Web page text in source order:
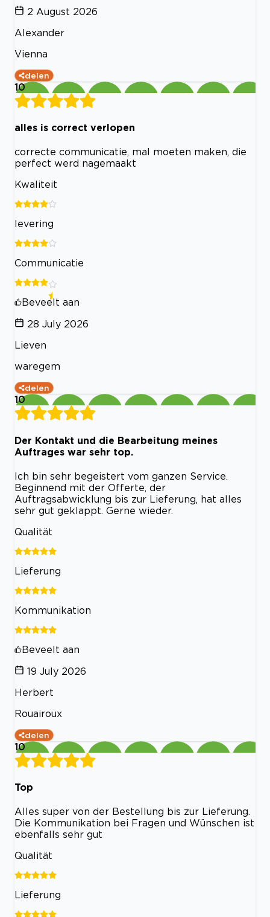
2 August 2026
Alexander
Vienna
delen
10
alles is correct verlopen
correcte communicatie, mal moeten maken, die
perfect werd nagemaakt
Kwaliteit
levering
Communicatie
Beveelt aan
28 July 2026
Lieven
waregem
delen
10
Der Kontakt und die Bearbeitung meines
Auftrages war sehr top.
Ich bin sehr begeistert vom ganzen Service.
Beginnend mit der Offerte, der
Auftragsabwicklung bis zur Lieferung, hat alles
sehr gut geklappt. Gerne wieder.
Qualität
Lieferung
Kommunikation
Beveelt aan
19 July 2026
Herbert
Rouairoux
delen
10
Top
Alles super von der Bestellung bis zur Lieferung.
Die Kommunikation bei Fragen und Wünschen ist
ebenfalls sehr gut
Qualität
Lieferung